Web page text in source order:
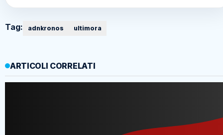
Tag: adnkronos ultimora
ARTICOLI CORRELATI